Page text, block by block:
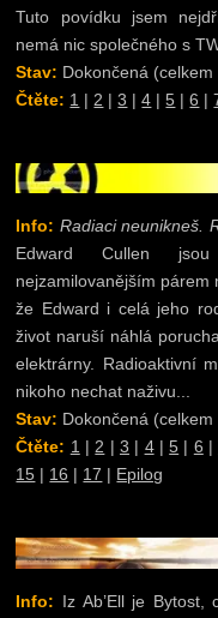
Tuto povídku jsem
nemá nic společného s
Stav: Dokončená (celkem
Čtěte: 1 | 2 |3 |4 |5 |6 |
Info: Radiaci neunikneš.
Edward Cullen
nejzamilovanějším párem
že Edward i celá jeho
život naruší náhlá
elektrárny. Radioaktivní
nikoho nechat naživu...
Stav: Dokončená
Čtěte: 1 |2 | 3 | 4|5 | 6 |
15 | 16 | 17 | Epilog
Info: Iz Ab’Ell je